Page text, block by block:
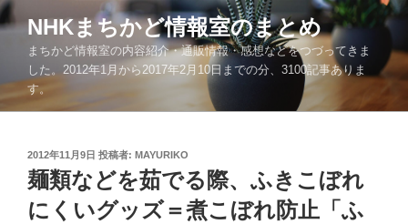
コ
ン
ツ
NHKまちかど情報室のまとめ
まちかど情報室の内容紹介・通販情報・感想などをつづってきま
した。2012年1月から2017年2月10日までの分、3100記事ありま
す。
投
稿
日:
2012年11月9日 投稿者: MAYURIKO
麺類などを茹でる際、ふきこぼれ
にくいグッズ＝煮こぼれ防止「ふ